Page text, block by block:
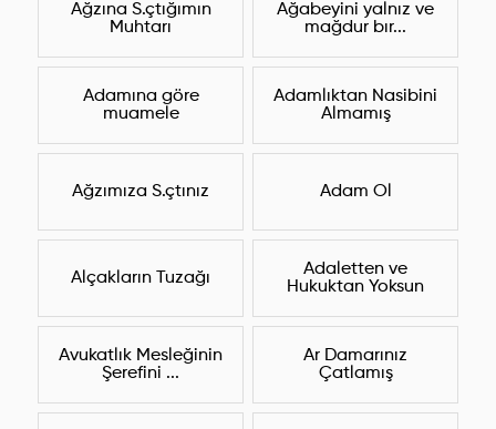
Ağzına S.çtığımın
Muhtarı
Ağabeyini yalnız ve
mağdur bır...
Adamına göre
muamele
Adamlıktan Nasibini
Almamış
Ağzımıza S.çtınız Adam Ol
Alçakların Tuzağı
Adaletten ve
Hukuktan Yoksun
Avukatlık Mesleğinin
Şerefini ...
Ar Damarınız
Çatlamış